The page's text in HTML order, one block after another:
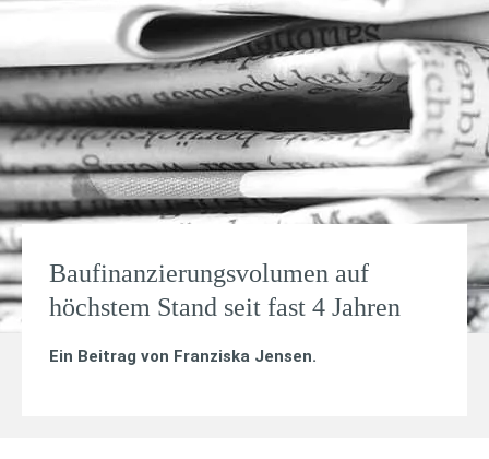
Baufinanzierungsvolumen auf
höchstem Stand seit fast 4 Jahren
Ein Beitrag von Franziska Jensen.